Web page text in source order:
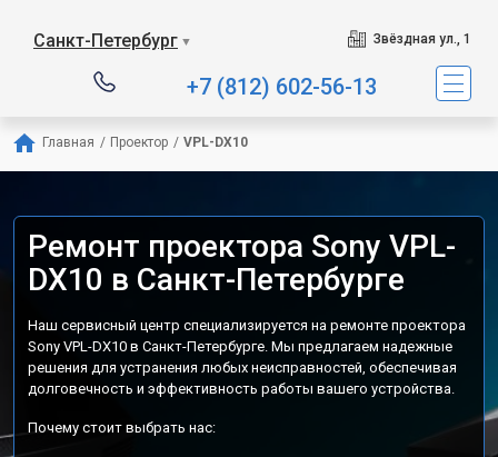
Санкт-Петербург ▼ Звёздная ул., 1
+7 (812) 602-56-13
Главная / Проектор / VPL-DX10
Ремонт проектора Sony VPL-
DX10 в Санкт-Петербурге
Наш сервисный центр специализируется на ремонте проектора
Sony VPL-DX10 в Санкт-Петербурге. Мы предлагаем надежные
решения для устранения любых неисправностей, обеспечивая
долговечность и эффективность работы вашего устройства.
Почему стоит выбрать нас: